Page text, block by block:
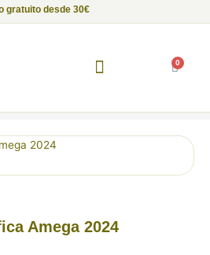
0
Carrito
gratuito desde 30€
Amega 2024